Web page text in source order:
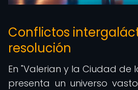
Conflictos
resolución
En "Valerian y la Ciudad de
presenta un universo